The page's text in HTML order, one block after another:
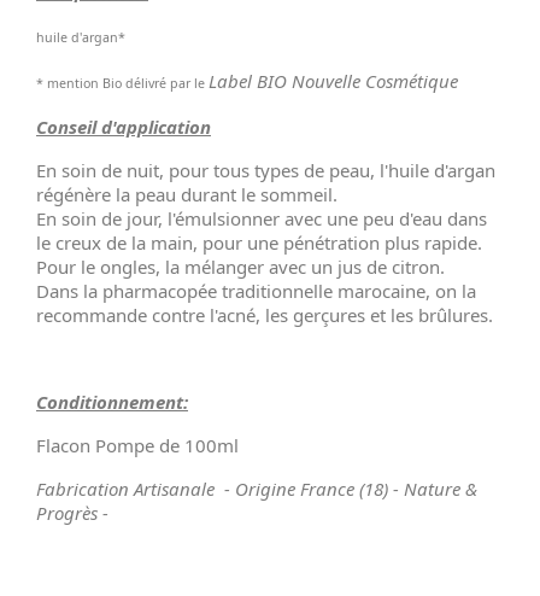
huile d'argan*
* mention Bio délivré par le Label BIO Nouvelle Cosmétique
Conseil d'application
En soin de nuit, pour tous types de peau, l'huile d'argan
régénère la peau durant le sommeil.
En soin de jour, l'émulsionner avec une peu d'eau dans
le creux de la main, pour une pénétration plus rapide.
Pour le ongles, la mélanger avec un jus de citron.
Dans la pharmacopée traditionnelle marocaine, on la
recommande contre l'acné, les gerçures et les brûlures.
Conditionnement:
Flacon Pompe de 100ml
Fabrication Artisanale - Origine France (18) - Nature &
Progrès -